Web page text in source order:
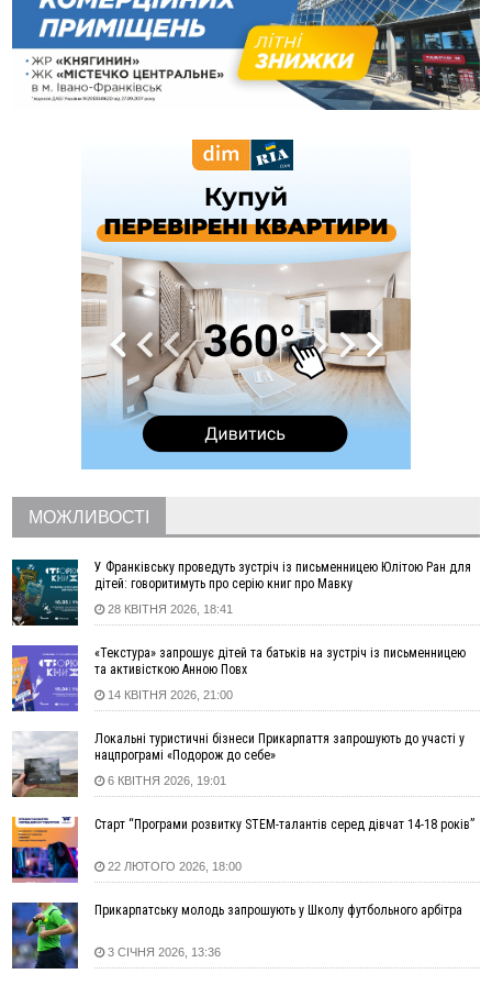
18:42
На лінії зіткнення загинув керівник пошукового загону
"Плацдарм" Олексій Юков
18:11
СБС за дві доби уразили 13 енергооб'єктів на окупованих
територіях
Українці подали рекордну кількість заяв до університетів.
Зарплати на Прикарпатті за місяць зросли на 10%, але до
середньої по Україні ще далеко
Франківець, який стріляв біля АЗС, вийшов під заставу та
був повторно затриманий
Прикарпатець прийшов у Пенсійний та заявив поліції про
гранату, бо йому не нарахували пенсію
У Болгарії затримали прикарпатця, який виготовляв
наркотики для міжнародного синдикату
Стефанішина отримала нову підозру. Їй обирають
запобіжний захід
«Пілот з Лондона» видурив у жительки Коломийщини
майже 64 тисячі гривень
У четвер на Прикарпатті очікується сильна спека до 39°
у полі невідому речовину
12:29
У МОЗ змінили підхід до госпіталізації та оновили правила
роботи стаціонарів
12:07
На межі Прикарпаття і Тернопільщини невідомі засипали
русло Золотої Липи та облаштували переправу
рекорди
11:17
пошкоджено цивільне підприємство
10:54
Верховний суд повернув державі 1,5 га лісу із трьома
ставками в Івано-Франківській громаді
10:10
На Каскаді замість веж планують зробити сквер з
09:31
На Верховинщині під час пожежі будинку травмувалась
жінка
09:09
ВІДЕО 35 цимбалістів на Говерлі встановили Рекорд
України
08:37
На Прикарпатті за пів року трапилось понад 100 ДТП через
нетверезих водіїв
МОЖЛИВОСТІ
У Франківську проведуть зустріч із письменницею Юлітою Ран для
дітей: говоритимуть про серію книг про Мавку
28 КВІТНЯ 2026, 18:41
«Текстура» запрошує дітей та батьків на зустріч із письменницею
та активісткою Анною Повх
14 КВІТНЯ 2026, 21:00
Локальні туристичні бізнеси Прикарпаття запрошують до участі у
нацпрограмі «Подорож до себе»
6 КВІТНЯ 2026, 19:01
Старт “Програми розвитку STEM-талантів серед дівчат 14-18 років”
22 ЛЮТОГО 2026, 18:00
Прикарпатську молодь запрошують у Школу футбольного арбітра
3 СІЧНЯ 2026, 13:36